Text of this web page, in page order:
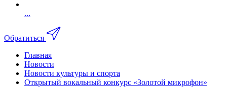
...
Обратиться
Главная
Новости
Новости культуры и спорта
Открытый вокальный конкурс «Золотой микрофон»